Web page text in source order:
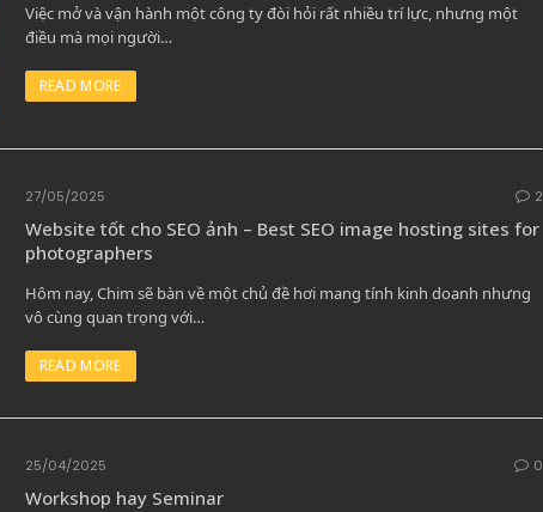
Việc mở và vận hành một công ty đòi hỏi rất nhiều trí lực, nhưng một
điều mà mọi người…
READ MORE
27/05/2025 2
Website tốt cho SEO ảnh – Best SEO image hosting sites for
photographers
Hôm nay, Chim sẽ bàn về một chủ đề hơi mang tính kinh doanh nhưng
vô cùng quan trọng với…
READ MORE
25/04/2025 0
Workshop hay Seminar